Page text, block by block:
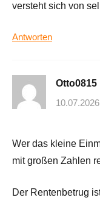
versteht sich von
Antworten
Otto0815
Wer das kleine
mit großen Zahlen
Der Rentenbetrug